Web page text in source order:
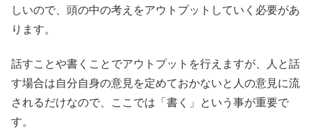
しいので、頭の中の考えをアウトプットしていく必要があ
ります。
話すことや書くことでアウトプットを行えますが、人と話
す場合は自分自身の意見を定めておかないと人の意見に流
されるだけなので、ここでは「書く」という事が重要で
す。